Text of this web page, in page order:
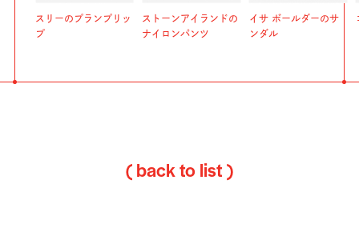
スリーのプランプリッ
プ
ストーンアイランドの
ナイロンパンツ
イサ ボールダーのサ
ンダル
( back to list )